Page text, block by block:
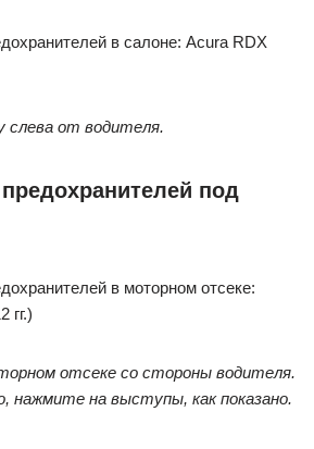
слева от водителя.
под
отсеке со стороны водителя.
на выступы, как показано.